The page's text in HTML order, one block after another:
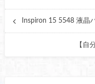
Inspiron 15 5548 液晶
【自